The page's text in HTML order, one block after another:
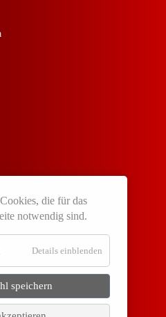
die für das
notwendig sind.
Details einblenden
speichern